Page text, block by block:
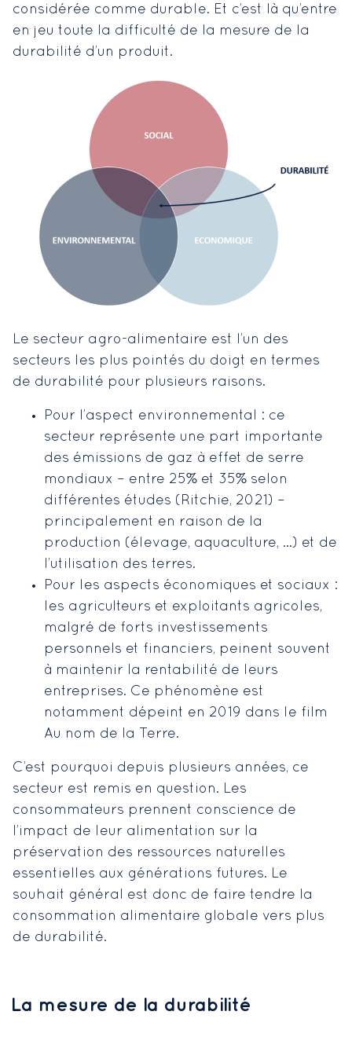
considérée comme durable. Et c’est là qu’entre
en jeu toute la difficulté de la mesure de la
durabilité d’un produit.
Le secteur agro-alimentaire est l’un des
secteurs les plus pointés du doigt en termes
de durabilité pour plusieurs raisons.
Pour l’aspect environnemental : ce
secteur représente une part importante
des émissions de gaz à effet de serre
mondiaux – entre 25% et 35% selon
différentes études (Ritchie, 2021) –
principalement en raison de la
production (élevage, aquaculture, …) et de
l’utilisation des terres.
Pour les aspects économiques et sociaux :
les agriculteurs et exploitants agricoles,
malgré de forts investissements
personnels et financiers, peinent souvent
à maintenir la rentabilité de leurs
entreprises. Ce phénomène est
notamment dépeint en 2019 dans le film
Au nom de la Terre.
C’est pourquoi depuis plusieurs années, ce
secteur est remis en question. Les
consommateurs prennent conscience de
l’impact de leur alimentation sur la
préservation des ressources naturelles
essentielles aux générations futures. Le
souhait général est donc de faire tendre la
consommation alimentaire globale vers plus
de durabilité.
La mesure de la durabilité